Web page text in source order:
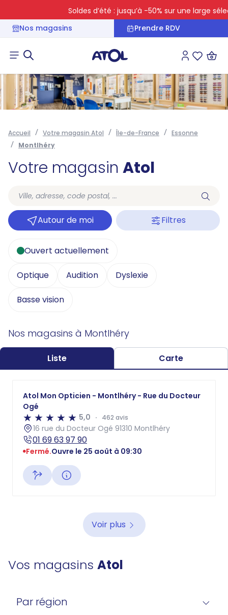
Soldes d’été : jusqu’à -50% sur une large
Nos magasins
Prendre RDV
Connexion
Accueil Votre magasin Atol Île-de-France
Essonne
Montlhéry
Votre magasin Atol
Autour de moi Filtres
Ouvert actuellement
Optique Audition Dyslexie
Basse vision
Nos magasins à Montlhéry
Liste Carte
Atol Mon Opticien - Montlhéry - Rue du Docteur
Ogé
5,0
462 avis
16 rue du Docteur Ogé 91310 Montlhéry
01 69 63 97 90
Fermé.Ouvre le 25 août à 09:30
Voir plus
Vos magasins Atol
Par région